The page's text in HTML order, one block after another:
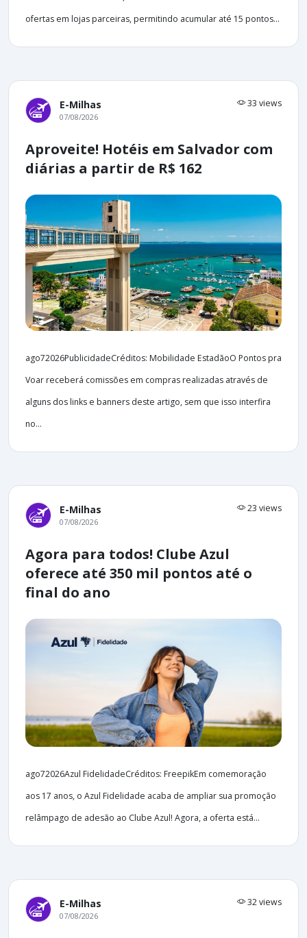
ofertas em lojas parceiras, permitindo acumular até 15 pontos...
E-Milhas 33 views
07/08/2026
Aproveite! Hotéis em Salvador com
diárias a partir de R$ 162
ago72026PublicidadeCréditos: Mobilidade EstadãoO Pontos pra
Voar receberá comissões em compras realizadas através de
alguns dos links e banners deste artigo, sem que isso interfira
no...
E-Milhas 23 views
07/08/2026
Agora para todos! Clube Azul
oferece até 350 mil pontos até o
final do ano
ago72026Azul FidelidadeCréditos: FreepikEm comemoração
aos 17 anos, o Azul Fidelidade acaba de ampliar sua promoção
relâmpago de adesão ao Clube Azul! Agora, a oferta está...
E-Milhas 32 views
07/08/2026